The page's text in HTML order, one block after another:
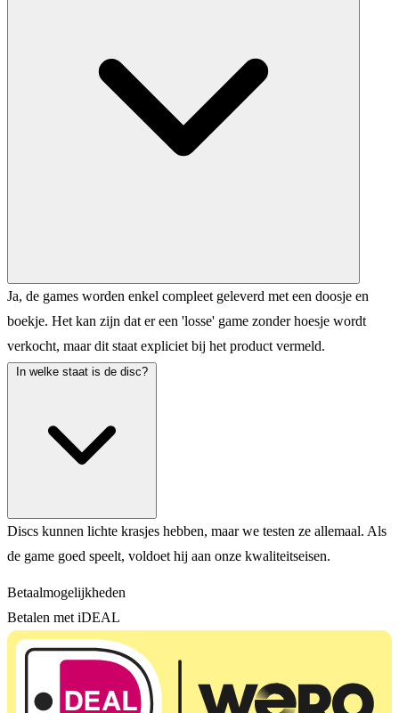
Ja, de games worden enkel compleet geleverd met een doosje en
boekje. Het kan zijn dat er een 'losse' game zonder hoesje wordt
verkocht, maar dit staat expliciet bij het product vermeld.
In welke staat is de disc?
Discs kunnen lichte krasjes hebben, maar we testen ze allemaal. Als
de game goed speelt, voldoet hij aan onze kwaliteitseisen.
Betaalmogelijkheden
Betalen met iDEAL